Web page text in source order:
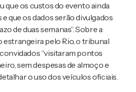
que os custos do evento ainda
que os dados serão divulgados
de duas semanas”. Sobre a
estrangeira pelo Rio, o tribunal
“visitaram pontos
sem despesas de almoço e
o uso dos veículos oficiais.